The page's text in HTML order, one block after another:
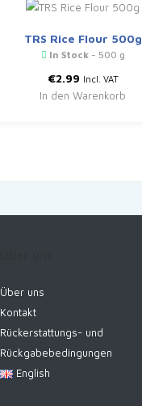
TRS Rice Flour 500g
In Stock- 500 g
€2.99 Incl. VAT
In den Warenkorb
Über uns
Kontakt
Rückerstattungs- und
Rückgabebedingungen
English